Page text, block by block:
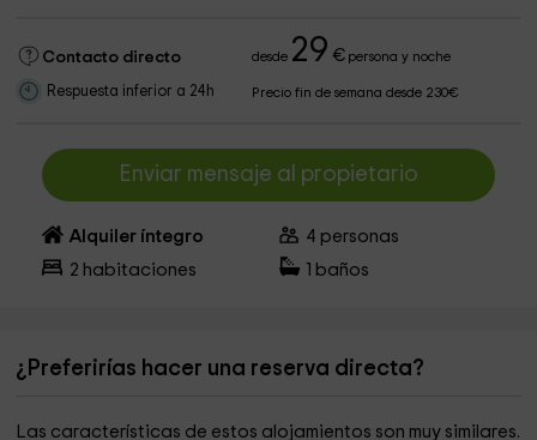
Contacto directo desde 29 €persona y noche
Respuesta inferior a 24h Precio fin de semana desde 230€
Enviar mensaje al propietario
Alquiler íntegro 4 personas
2 habitaciones baños
¿Preferirías hacer una reserva directa?
Las características de estos alojamientos son muy similares.